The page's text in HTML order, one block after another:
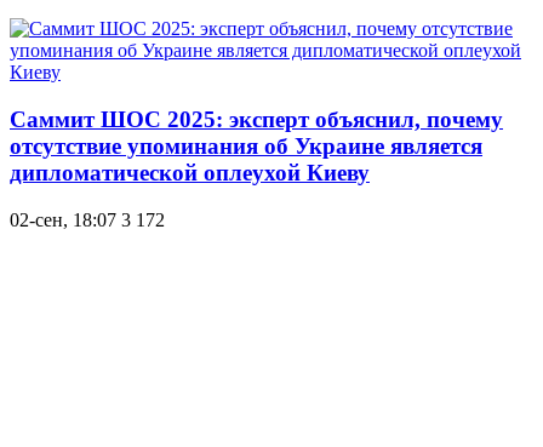
Саммит ШОС 2025: эксперт объяснил, почему
отсутствие упоминания об Украине является
дипломатической оплеухой Киеву
02-сен, 18:07 3 172